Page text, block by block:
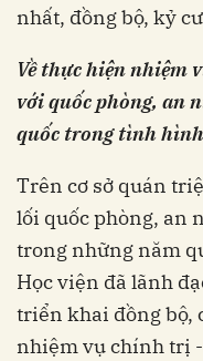
nhất, đồng bộ, kỷ
Về thực hiện nhiệm
với quốc phòng, an
quốc trong tình
Trên cơ sở quán
lối quốc phòng, an
trong những năm
Học viện đã lãnh
triển khai đồng bộ,
nhiệm vụ chính trị